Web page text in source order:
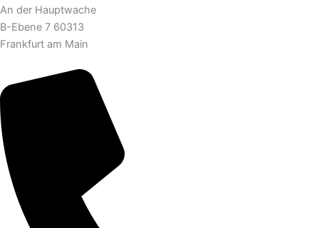
An der Hauptwache
B-Ebene 7 60313
Frankfurt am Main